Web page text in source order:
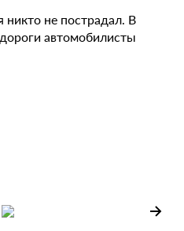
никто не пострадал. В
автомобилисты